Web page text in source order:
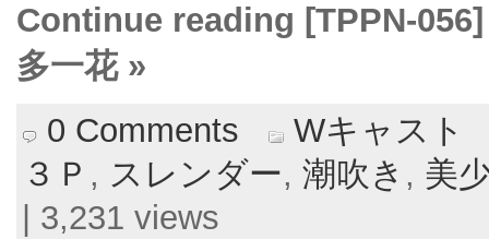
Continue reading [TPPN-
多一花 »
0 Comments
Wキャスト
３Ｐ , スレンダー, 潮吹き , 美
| 3,231 views